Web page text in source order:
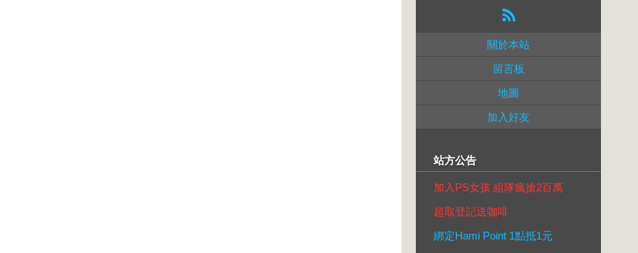
關於本站
留言板
地圖
加入好友
站方公告
加入PS女孩 組隊瘋搶2百萬
超取登記送咖啡
綁定Hami Point 1點抵1元